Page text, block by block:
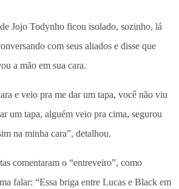
Jojo Todynho ficou isolado, sozinho, lá
com seus aliados e disse que
a mão em sua cara.
e veio pra me dar um tapa, você não viu
um tapa, alguém veio pra cima, segurou
na minha cara”, detalhou.
comentaram o “entreveiro”, como
falar: “Essa briga entre Lucas e Black em